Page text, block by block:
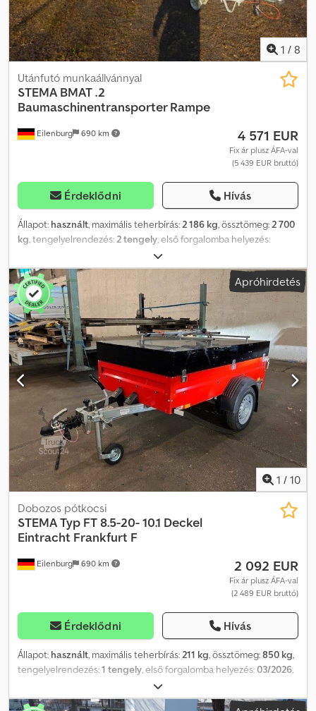
1 / 8
Eilenburg 690 km
Utánfutó munkaállvánnyal
STEMA BMAT .2
Baumaschinentransporter Rampe
4 571 EUR
Fix ár plusz ÁFA-val
(5 439 EUR bruttó)
Érdeklődni Hívás
Állapot: használt, maximális teherbírás:2 186 kg, össztömeg:2 700
kg, tengelyelrendezés:2 tengely, első forgalomba helyezés:
3 005 mm, rakodótér szélesség:
raktérmagasság:200 mm, teljes szélesség:2 035 mm, teljes
magasság:2 130 mm
, A45 GW26G000189, Építőgép-szállító
pótkocsi, gyártó: STEMA, típus: BMAT .2, Össztömeg: 2 700 kg, acél
felhajtórámpákkal, ráfutófékes, 100 km/h engedély, 3,01 m x 1,40 m
platóméret. Cjdpfx Ajyqdqmomzerf 100 km/h-nál használható
lengéscsillapítók beépítve* Tandem mélybölcsős pótkocsi igény
szerint STEMA V-vontatófejjel vagy központi csővel * Hegesztett
és merítéssel tüzihorganyzott, masszív acéllemezből készült alváz
* 3 mm vastag, hegesztett fekete acéllemezből készült első és
oldalfalak * 20 cm magas, hegesztett oldalfalak * Folyamatos, 18
mm vastag rétegelt lemez padló, igény esetén plusz 3 mm vastag
alumínium bordázott lemez padlóval * Járható acél sárvédők a
könnyű fel- és leszállásért * 2 hosszanti tartó az optimális
teherelosztás érdekében ...és még sok más. A tévedés és az
időközbeni értékesítés jogát fenntartjuk.
Apróhirdetés
1 / 10
Eilenburg 690 km
Dobozos pótkocsi
STEMATyp FT 8.5-20- 10.1 Deckel
Eintracht Frankfurt F
2 092 EUR
Fix ár plusz ÁFA-val
(2 489 EUR bruttó)
Érdeklődni Hívás
Állapot: használt, maximális teherbírás:211 kg, össztömeg:850 kg,
tengelyelrendezés:1 tengely, első forgalomba helyezés:03/2026,
, rakodótér szélesség:
szélesség:1 495 mm, teljes magasság:1 150 mm, A57